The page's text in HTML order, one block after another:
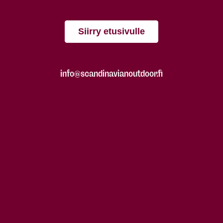
Siirry etusivulle
info@scandinavianoutdoor.fi